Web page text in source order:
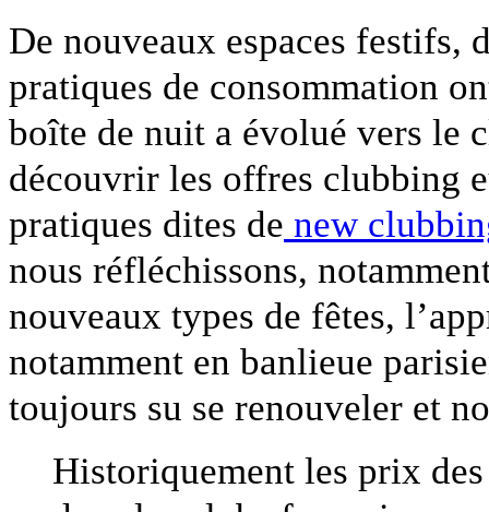
De nouveaux espaces festifs,
pratiques de consommation
boîte de nuit a évolué vers le
découvrir les offres clubbing
pratiques dites de new
nous réfléchissons,
nouveaux types de fêtes,
notamment en banlieue
toujours su se renouveler et
Historiquement les prix